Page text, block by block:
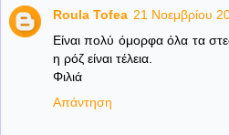
Roula Tofea 21 Νοεμβρίου
Είναι πολύ όμορφα όλα τα
η ρόζ είναι τέλεια.
Φιλιά
Απάντηση